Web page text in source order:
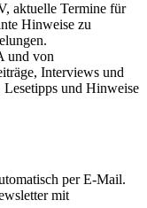
aktuelle Termine für
Hinweise zu
und von
Interviews und
Lesetipps und Hinweise
per E-Mail.
mit